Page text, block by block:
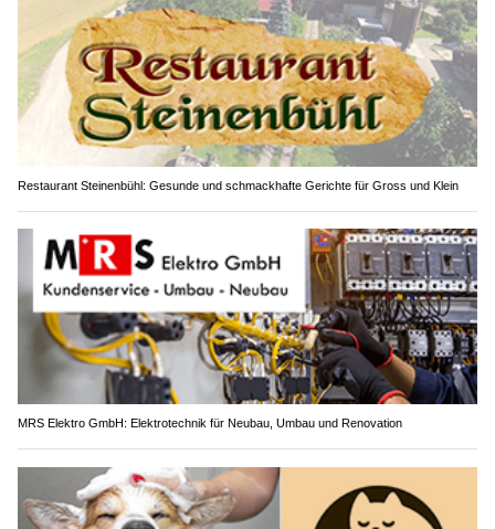
Restaurant Steinenbühl: Gesunde und schmackhafte Gerichte für Gross und Klein
MRS Elektro GmbH: Elektrotechnik für Neubau, Umbau und Renovation